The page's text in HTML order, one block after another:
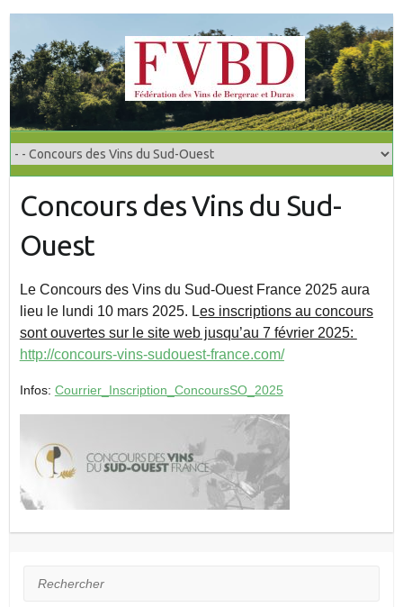
Concours des Vins du Sud-
Ouest
Le Concours des Vins du Sud-Ouest France 2025 aura
lieu le lundi 10 mars 2025. Les inscriptions au concours
sont ouvertes sur le site web jusqu’au 7 février 2025:
http://concours-vins-sudouest-france.com/
Infos: Courrier_Inscription_ConcoursSO_2025
Rechercher